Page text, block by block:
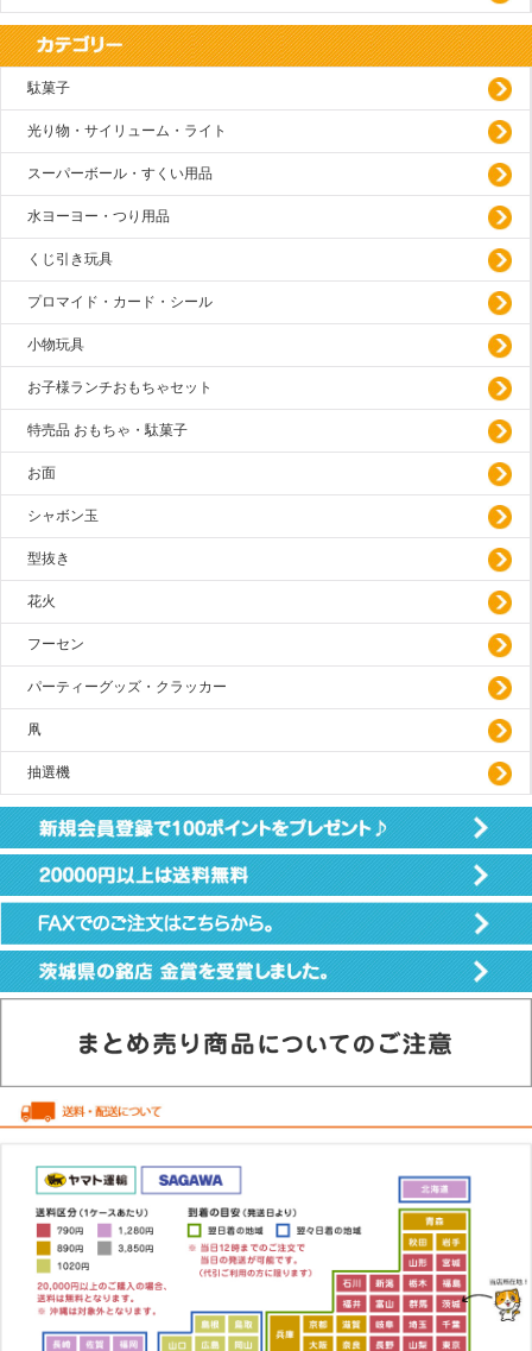
駄菓子
光り物・サイリューム・ライト
スーパーボール・すくい用品
水ヨーヨー・つり用品
くじ引き玩具
プロマイド・カード・シール
小物玩具
お子様ランチおもちゃセット
特売品 おもちゃ・駄菓子
お面
シャボン玉
型抜き
花火
フーセン
パーティーグッズ・クラッカー
凧
抽選機